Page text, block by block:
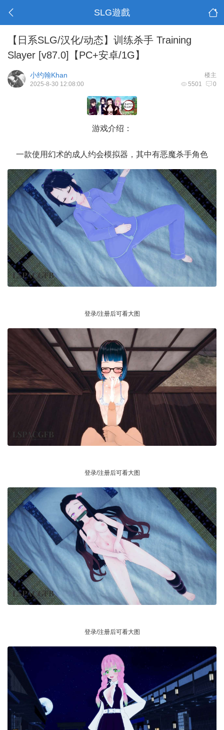
SLG遊戲
【日系SLG/汉化/动态】训练杀手 Training
Slayer [v87.0]【PC+安卓/1G】
楼主
小约翰Khan
5501 0
2025-8-30 12:08:00
游戏介绍：
一款使用幻术的成人约会模拟器，其中有恶魔杀手角色
登录/注册后可看大图
登录/注册后可看大图
登录/注册后可看大图